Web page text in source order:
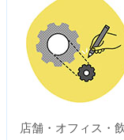
店舗・オフィス・